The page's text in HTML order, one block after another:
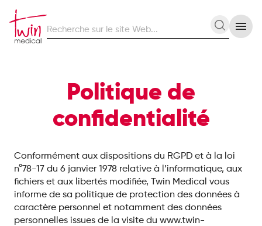
sur
Politique de
confidentialité
Conformément aux dispositions du RGPD et à la loi
n°78-17 du 6 janvier 1978 relative à l’informatique, aux
fichiers et aux libertés modifiée, Twin Medical vous
informe de sa politique de protection des données à
caractère personnel et notamment des données
personnelles issues de la visite du www.twin-